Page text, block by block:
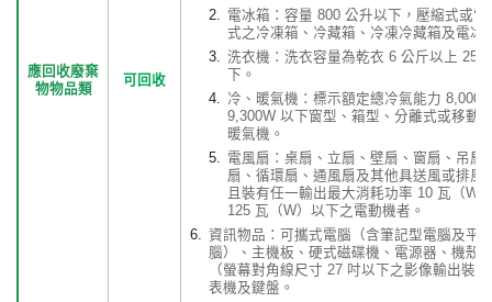
應回收廢棄
物物品類
可回收
電冰箱：容量 800 公升以下，壓縮式或電
式之冷凍箱、冷藏箱、冷凍冷藏箱及電冰
洗衣機：洗衣容量為乾衣 6 公斤以上 25
下。
冷、暖氣機：標示額定總冷氣能力
9,300W 以下窗型、箱型、分離式或移動
暖氣機。
電風扇：桌扇、立扇、壁扇、窗扇、吊扇
扇、循環扇、通風扇及其他具送風或排風
且裝有任一輸出最大消耗功率 10 瓦（W
125 瓦（W）以下之電動機者。
資訊物品：可攜式電腦（含筆記型電腦及平
腦）、主機板、硬式磁碟機、電源器、機殼
（螢幕對角線尺寸 27 吋以下之影像輸出裝
表機及鍵盤。